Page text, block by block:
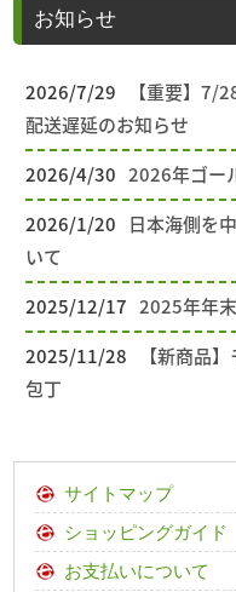
お知らせ
2026/7/29
【重要】7/
配送遅延のお知らせ
2026/4/30 2026年ゴー
2026/1/20
日本海側を
いて
2025/12/17 2025年年
2025/11/28
【新商品
包丁
サイトマップ
ショッピングガイド
お支払いについて